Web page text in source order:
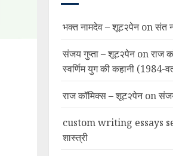
भक्त नामदेव – शूट२पेनonसंत
संजय गुप्ता – शूट२पेनonराज
स्वर्णिम युग की कहानी (1984-
राज कॉमिक्स – शूट२पेनon
custom writing essays
शास्त्री